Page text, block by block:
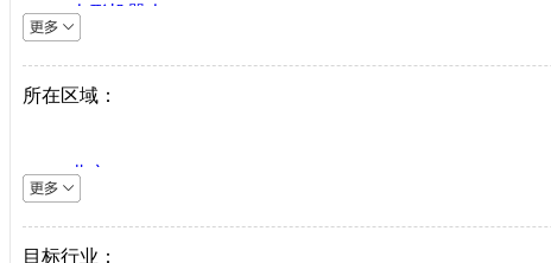
系统集成商
人形机器人
逆变器
机床设备
直驱驱动器
工业机器人
所在区域：
北京
上海
天津
目标行业：